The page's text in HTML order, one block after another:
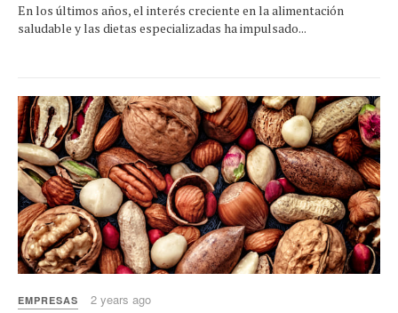
En los últimos años, el interés creciente en la alimentación
saludable y las dietas especializadas ha impulsado...
EMPRESAS 2 years ago